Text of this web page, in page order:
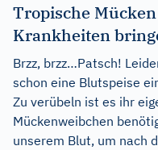
Tropische
Krankheiten
Brzz, brzz…Patsch!
schon eine Blutspeise
Zu verübeln ist es ihr
Mückenweibchen
unserem Blut, um nach